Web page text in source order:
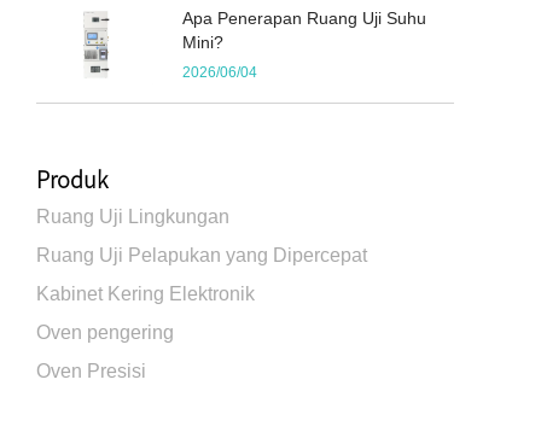
Apa Penerapan Ruang Uji Suhu
Mini?
2026/06/04
Produk
Ruang Uji Lingkungan
Ruang Uji Pelapukan yang Dipercepat
Kabinet Kering Elektronik
Oven pengering
Oven Presisi